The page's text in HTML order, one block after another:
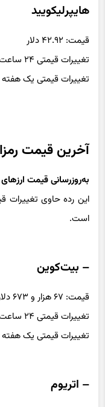
هایپرلیکویید
قیمت: ۴۲.۹۲ دلار
تغییرات قیمتی ۲۴ ساعت گذشته: ۲.۳۷ درصد کاهش
تغییرات قیمتی یک هفته اخیر: ۴.۸۵
آخرین قیمت رمزارزها ( ۸
به‌روزرسانی قیمت
است.
– بیت‌کوین
قیمت: ۶۷ هزار و ۶۷۳ دلار و ۷۴ سنت
تغییرات قیمتی ۲۴ ساعت گذشته: ۱.۱۳ درصد کاهش
تغییرات قیمتی یک هفته اخیر: ۰.۲۷
– اتریوم